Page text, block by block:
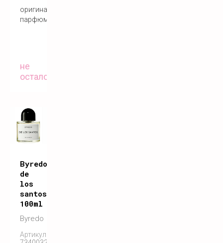
оригинальный
парфюм
не
осталось
Byredo
de
los
santos
100ml
Byredo
Артикул: